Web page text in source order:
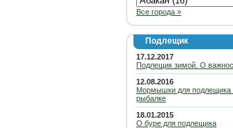
Все города »
Подлещик
17.12.2017
Подлещик зимой. О
12.08.2016
Мормышки для подлещика
рыбалке
18.01.2015
О буре для подлещика